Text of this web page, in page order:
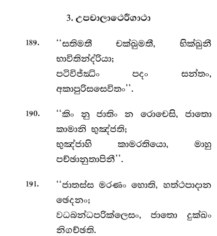
3. උපචාලාථෙරීගාථා
189.
‘‘සතිමතී චක්ඛුමතී, භික්ඛුනී
භාවිතින්ද්රියා;
පටිවිජ්ඣිං පදං සන්තං,
අකාපුරිසසෙවිතං’’.
190.
‘‘කිං නු ජාතිං න රොචෙසි, ජාතො
කාමානි භුඤ්ජති;
භුඤ්ජාහි කාමරතියො, මාහු
පච්ඡානුතාපිනී’’.
191.
‘‘ජාතස්ස මරණං හොති, හත්ථපාදාන
ඡෙදනං;
වධබන්ධපරික්ලෙසං, ජාතො දුක්ඛං
නිගච්ඡති.